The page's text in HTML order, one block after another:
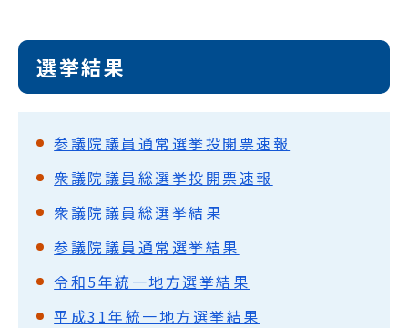
選挙結果
参議院議員通常選挙投開票速報
衆議院議員総選挙投開票速報
衆議院議員総選挙結果
参議院議員通常選挙結果
令和5年統一地方選挙結果
平成31年統一地方選挙結果